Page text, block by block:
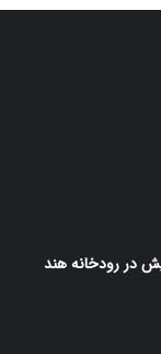
در رودخانه هند